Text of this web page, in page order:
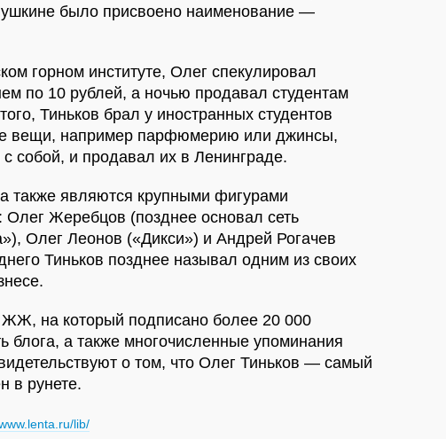
было присвоено наименование —
горном институте, Олег спекулировал
по 10 рублей, а ночью продавал студентам
Тиньков брал у иностранных студентов
вещи, например парфюмерию или джинсы,
собой, и продавал их в Ленинграде.
также являются крупными фигурами
Олег Жеребцов (позднее основал сеть
Олег Леонов («Дикси») и Андрей Рогачев
Тиньков позднее называл одним из своих
ЖЖ, на который подписано более 20 000
блога, а также многочисленные упоминания
о том, что Олег Тиньков — самый
в рунете.
lib/